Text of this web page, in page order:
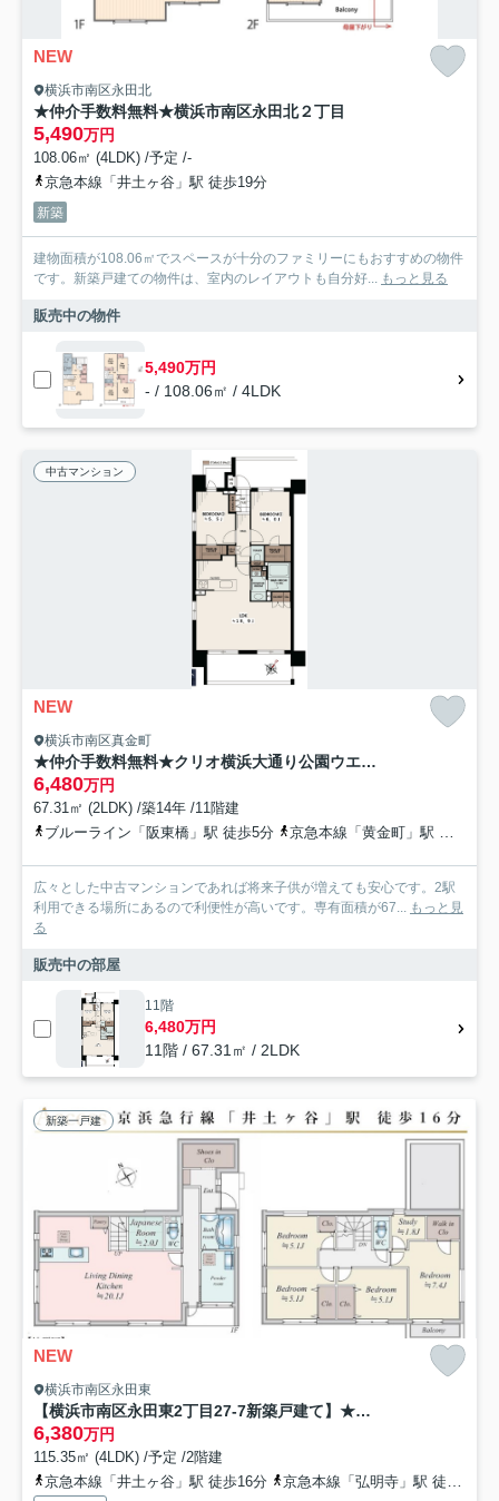
NEW
横浜市南区永田北
★仲介手数料無料★横浜市南区永田北２丁目
5,490万円
108.06㎡ (4LDK) /予定 /-
京急本線「井土ヶ谷」駅 徒歩19分
新築
建物面積が108.06㎡でスペースが十分のファミリーにもおすすめの物件
です。新築戸建ての物件は、室内のレイアウトも自分好... もっと見る
販売中の物件
5,490万円
- / 108.06㎡ / 4LDK
中古マンション
NEW
横浜市南区真金町
★仲介手数料無料★クリオ横浜大通り公園ウエスト
6,480万円
67.31㎡ (2LDK) /築14年 /11階建
ブルーライン「阪東橋」駅 徒歩5分
京急本線「黄金町」駅 徒歩11分
広々とした中古マンションであれば将来子供が増えても安心です。2駅
利用できる場所にあるので利便性が高いです。専有面積が67... もっと見
る
販売中の部屋
11階
6,480万円
11階 / 67.31㎡ / 2LDK
新築一戸建
NEW
横浜市南区永田東
【横浜市南区永田東2丁目27-7新築戸建て】★仲介手数料無料★（永田小学校・永田中学校）
6,380万円
115.35㎡ (4LDK) /予定 /2階建
京急本線「井土ヶ谷」駅 徒歩16分
京急本線「弘明寺」駅 徒歩22分